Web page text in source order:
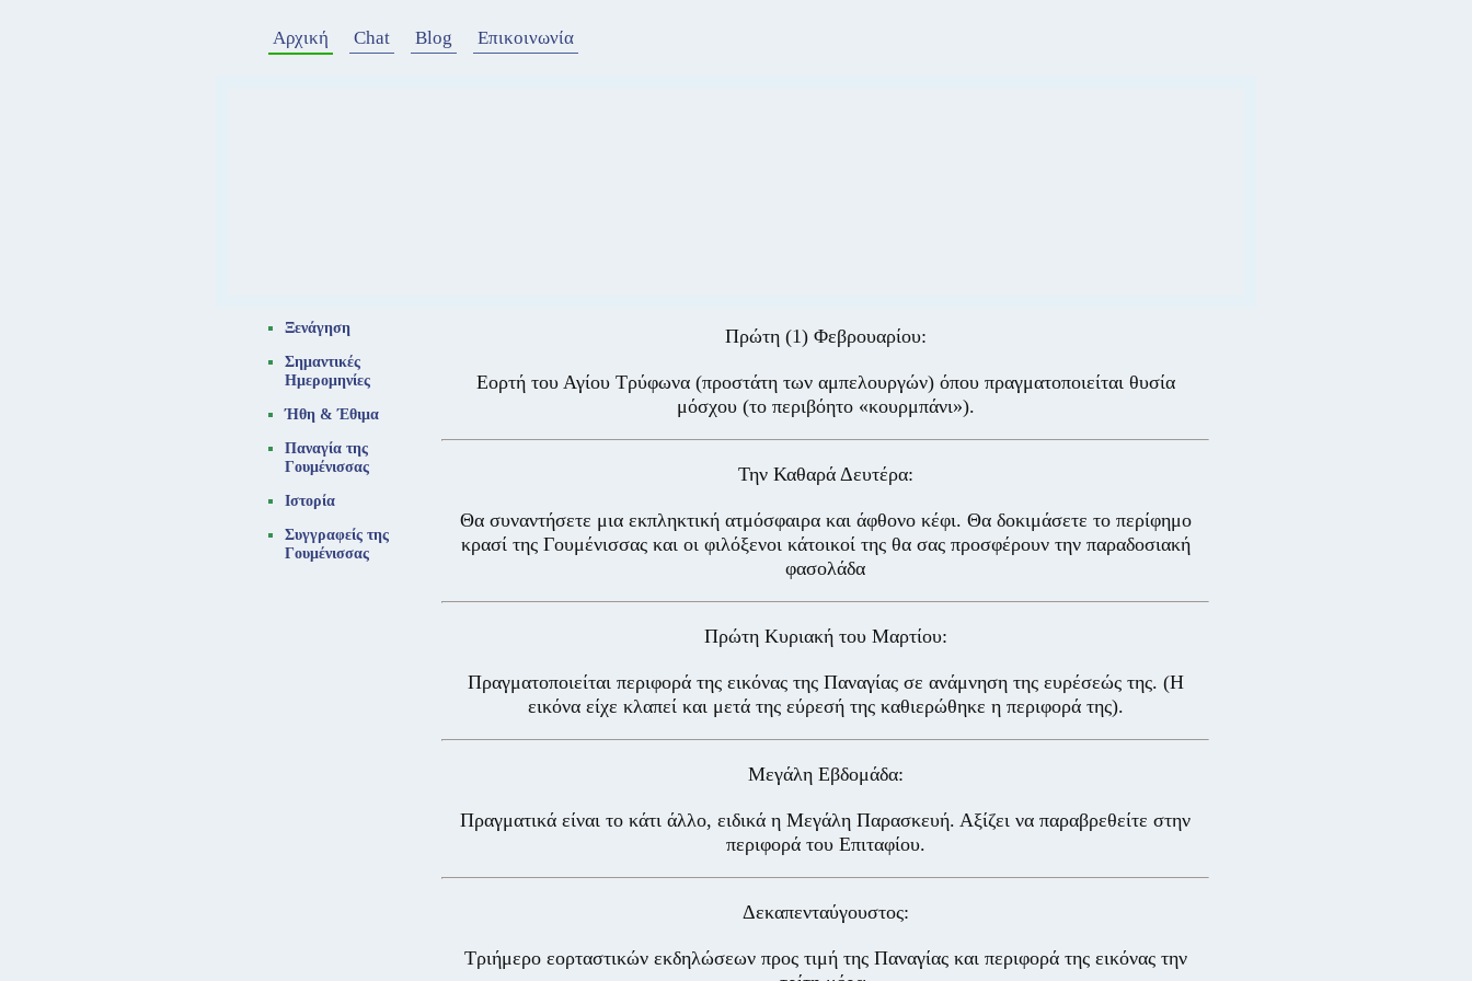
Αρχική Chat Blog Επικοινωνία
Ξενάγηση
Σημαντικές
Ημερομηνίες
Ήθη & Έθιμα
Παναγία της
Γουμένισσας
Ιστορία
Συγγραφείς της
Γουμένισσας
Πρώτη (1) Φεβρουαρίου:
Εορτή του Αγίου Τρύφωνα (προστάτη των αμπελουργών) όπου πραγματοποιείται θυσία
μόσχου (το περιβόητο «κουρμπάνι»).
Την Καθαρά Δευτέρα:
Θα συναντήσετε μια εκπληκτική ατμόσφαιρα και άφθονο κέφι. Θα δοκιμάσετε το περίφημο
κρασί της Γουμένισσας και οι φιλόξενοι κάτοικοί της θα σας προσφέρουν την παραδοσιακή
φασολάδα
Πρώτη Κυριακή του Μαρτίου:
Πραγματοποιείται περιφορά της εικόνας της Παναγίας σε ανάμνηση της ευρέσεώς της. (Η
εικόνα είχε κλαπεί και μετά της εύρεσή της καθιερώθηκε η περιφορά της).
Μεγάλη Εβδομάδα:
Πραγματικά είναι το κάτι άλλο, ειδικά η Μεγάλη Παρασκευή. Αξίζει να παραβρεθείτε στην
περιφορά του Επιταφίου.
Δεκαπενταύγουστος:
Τριήμερο εορταστικών εκδηλώσεων προς τιμή της Παναγίας και περιφορά της εικόνας την